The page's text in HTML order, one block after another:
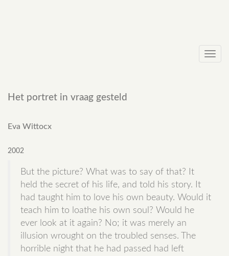
Het portret in vraag gesteld
Eva Wittocx
2002
But the picture? What was to say of that? It
held the secret of his life, and told his story. It
had taught him to love his own beauty. Would it
teach him to loathe his own soul? Would he
ever look at it again? No; it was merely an
illusion wrought on the troubled senses. The
horrible night that he had passed had left